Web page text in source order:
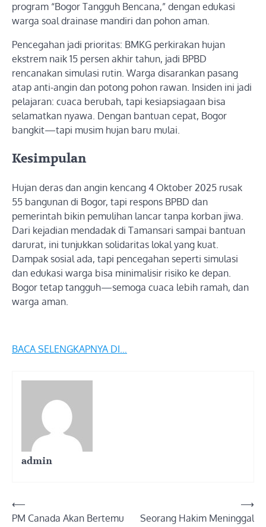
program “Bogor Tangguh Bencana,” dengan edukasi
warga soal drainase mandiri dan pohon aman.
Pencegahan jadi prioritas: BMKG perkirakan hujan
ekstrem naik 15 persen akhir tahun, jadi BPBD
rencanakan simulasi rutin. Warga disarankan pasang
atap anti-angin dan potong pohon rawan. Insiden ini jadi
pelajaran: cuaca berubah, tapi kesiapsiagaan bisa
selamatkan nyawa. Dengan bantuan cepat, Bogor
bangkit—tapi musim hujan baru mulai.
Kesimpulan
Hujan deras dan angin kencang 4 Oktober 2025 rusak
55 bangunan di Bogor, tapi respons BPBD dan
pemerintah bikin pemulihan lancar tanpa korban jiwa.
Dari kejadian mendadak di Tamansari sampai bantuan
darurat, ini tunjukkan solidaritas lokal yang kuat.
Dampak sosial ada, tapi pencegahan seperti simulasi
dan edukasi warga bisa minimalisir risiko ke depan.
Bogor tetap tangguh—semoga cuaca lebih ramah, dan
warga aman.
BACA SELENGKAPNYA DI…
admin
Post
navigation
⟵
PM Canada Akan Bertemu
Seorang Hakim Meninggal
⟶